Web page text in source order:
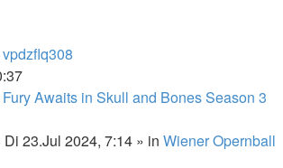
vpdzflq308
Awaits in Skull and Bones Season 3
Di 23.Jul 2024, 7:14 » in Wiener Opernball